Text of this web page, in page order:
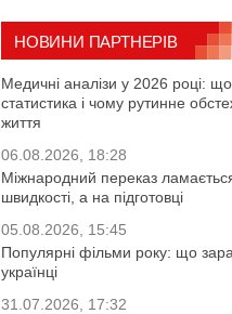
НОВИНИ ПАРТНЕРІВ
Медичні аналізи у 2026 році:
статистика і чому рутинне
життя
06.08.2026, 18:28
Міжнародний переказ
швидкості, а на підготовці
05.08.2026, 15:45
Популярні фільми року: що
українці
31.07.2026, 17:32